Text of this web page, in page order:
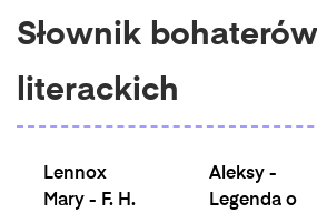
Słownik bohaterów
literackich
Lennox
Mary - F. H.
Aleksy -
Legenda o